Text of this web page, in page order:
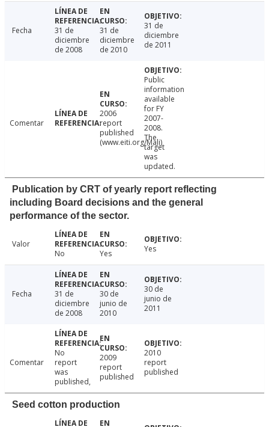
Fecha
31 de
diciembre
de 2008
31 de
diciembre
de 2010
31 de
diciembre
de 2011
Comentar
2006
report
published
(www.eiti.org/Mali)
Public
information
available
for FY
2007-
2008.
The
target
was
updated.
Publication by CRT of yearly report reflecting
including Board decisions and the general
performance of the sector.
Valor
No
Yes Yes
Fecha
31 de
diciembre
de 2008
30 de
junio de
2010
30 de
junio de
2011
Comentar
No
report
was
published,
2009
report
published
2010
report
published
Seed cotton production